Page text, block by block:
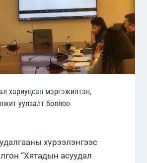
хариуцсан мэргэжилтэн,
уулзалт боллоо
хүрээлэнгээс
“Хятадын асуудал